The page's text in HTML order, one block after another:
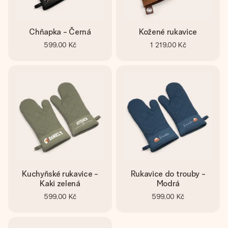
Chňapka - Černá
599,00 Kč
Kožené rukavice
1 219,00 Kč
Kuchyňské rukavice -
Kaki zelená
599,00 Kč
Rukavice do trouby -
Modrá
599,00 Kč